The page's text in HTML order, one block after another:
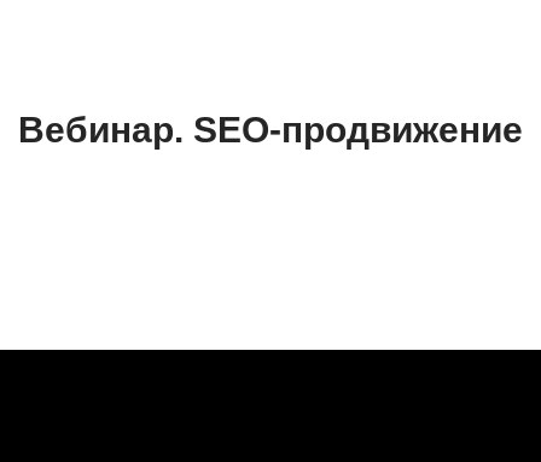
Вебинар. SEO-продвижение